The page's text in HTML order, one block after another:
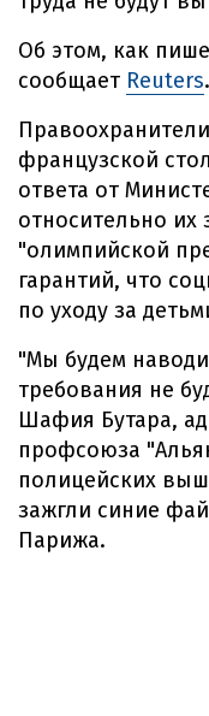
Об этом, как
сообщает Reuters.
французской
ответа от
относительно их
"олимпийской
гарантий, что
по уходу за
"Мы будем
требования не
Шафия Бутара,
профсоюза
полицейских
зажгли синие
Парижа.